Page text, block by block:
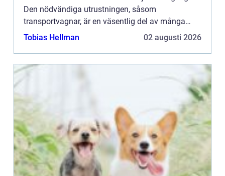
Den nödvändiga utrustningen, såsom
transportvagnar, är en väsentlig del av många
f&o...
Tobias Hellman 02 augusti 2026